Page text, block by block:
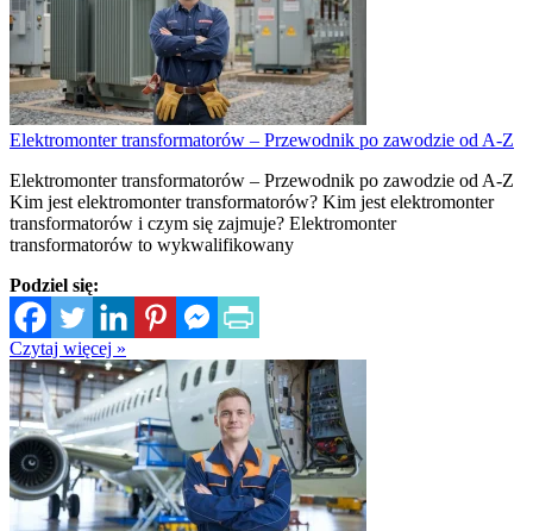
Elektromonter transformatorów – Przewodnik po zawodzie od A-Z
Elektromonter transformatorów – Przewodnik po zawodzie od A-Z
Kim jest elektromonter transformatorów? Kim jest elektromonter
transformatorów i czym się zajmuje? Elektromonter
transformatorów to wykwalifikowany
Podziel się:
Czytaj więcej »